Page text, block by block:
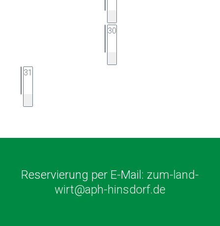
30
31
Reservierung per E-Mail: zum-land-
wirt@aph-hinsdorf.de